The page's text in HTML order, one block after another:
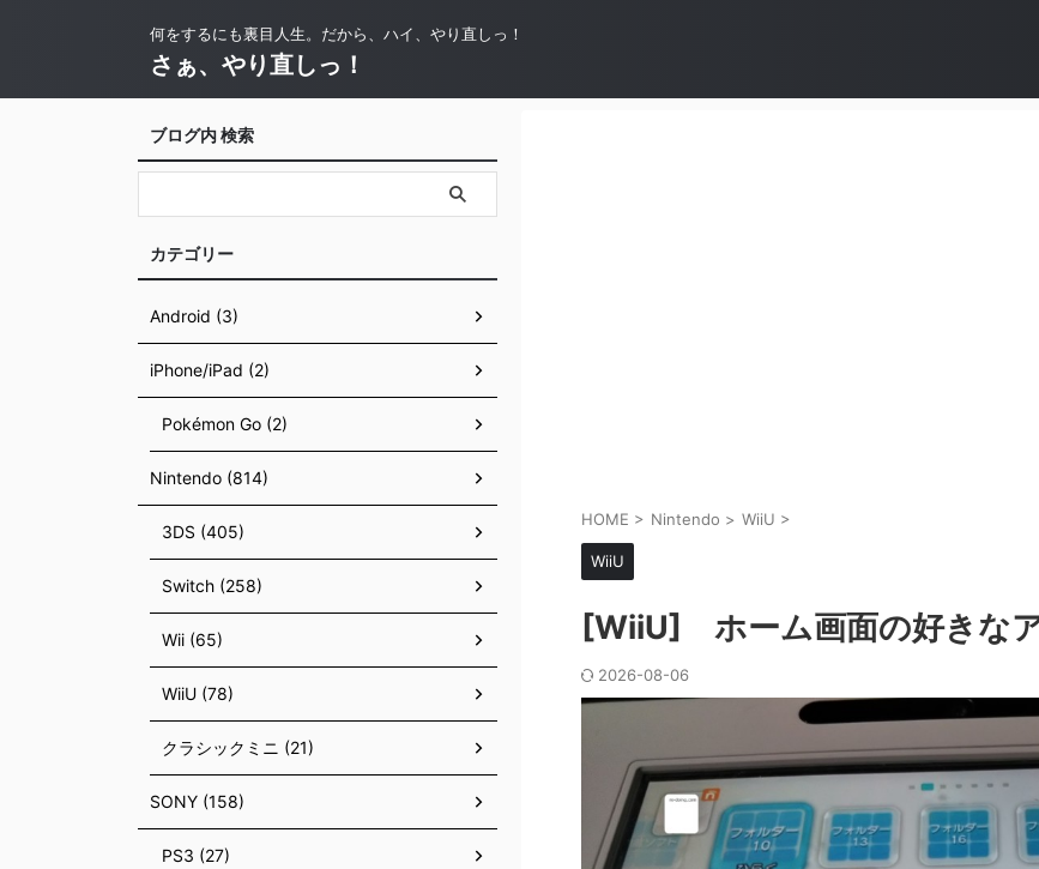
何をするにも裏目人生。だから、ハイ、やり直しっ！
さぁ、やり直しっ！
HOME > Nintendo > WiiU >
WiiU
[WiiU] ホーム画面の好きな
2026-08-06
ブログ内 検索
カテゴリー
Android (3)
iPhone/iPad (2)
Pokémon Go (2)
Nintendo (814)
3DS (405)
Switch (258)
Wii (65)
WiiU (78)
クラシックミニ (21)
SONY (158)
PS3 (27)